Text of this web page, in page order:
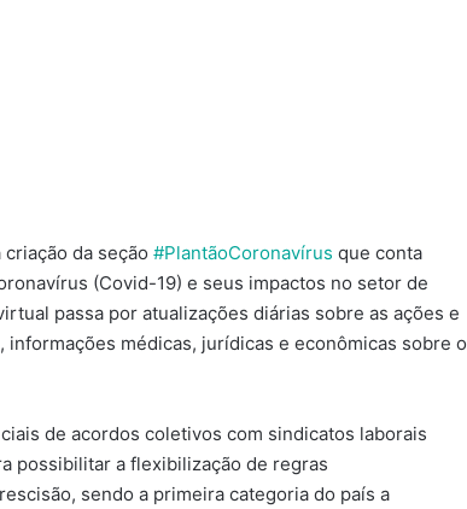
da seção #PlantãoCoronavírus que conta
(Covid-19) e seus impactos no setor de
passa por atualizações diárias sobre as ações e
médicas, jurídicas e econômicas sobre o
de acordos coletivos com sindicatos laborais
possibilitar a flexibilização de regras
sendo a primeira categoria do país a